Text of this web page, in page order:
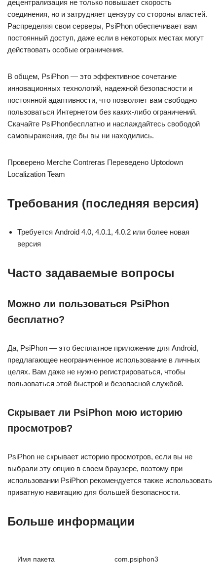
децентрализация не только повышает скорость
соединения, но и затрудняет цензуру со стороны властей.
Распределяя свои серверы, PsiPhon обеспечивает вам
постоянный доступ, даже если в некоторых местах могут
действовать особые ограничения.
В общем, PsiPhon — это эффективное сочетание
инновационных технологий, надежной безопасности и
постоянной адаптивности, что позволяет вам свободно
пользоваться Интернетом без каких-либо ограничений.
Скачайте PsiPhonбесплатно и наслаждайтесь свободой
самовыражения, где бы вы ни находились.
Проверено Merche Contreras Переведено Uptodown
Localization Team
Требования (последняя версия)
Требуется Android 4.0, 4.0.1, 4.0.2 или более новая
версия
Часто задаваемые вопросы
Можно ли пользоваться PsiPhon
бесплатно?
Да, PsiPhon — это бесплатное приложение для Android,
предлагающее неограниченное использование в личных
целях. Вам даже не нужно регистрироваться, чтобы
пользоваться этой быстрой и безопасной службой.
Скрывает ли PsiPhon мою историю
просмотров?
PsiPhon не скрывает историю просмотров, если вы не
выбрали эту опцию в своем браузере, поэтому при
использовании PsiPhon рекомендуется также использовать
приватную навигацию для большей безопасности.
Больше информации
Имя пакета com.psiphon3